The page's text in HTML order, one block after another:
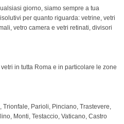
giorno, siamo sempre a tua
per quanto riguarda: vetrine, vetri
vetro camera e vetri retinati, divisori
in tutta Roma e in particolare le zone
Trionfale, Parioli, Pinciano, Trastevere,
Monti, Testaccio, Vaticano, Castro